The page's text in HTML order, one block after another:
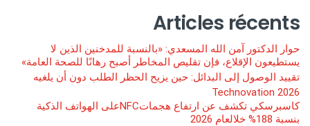
Articles récents
حوار الدكتور آمن الله المسعدي: «بالنسبة للمدخنين الذين لا
يستطيعون الإقلاع، فإن تقليص المخاطر أصبح رهانًا للصحة العامة»
تقييد الوصول إلى البدائل: حين يزيح الحظر الطلب دون أن يلغيه
Technovation 2026
كاسبرسكي تكشف عن ارتفاع هجماتNFCعلى الهواتف الذكية
بنسبة 188% خلالعام 2026